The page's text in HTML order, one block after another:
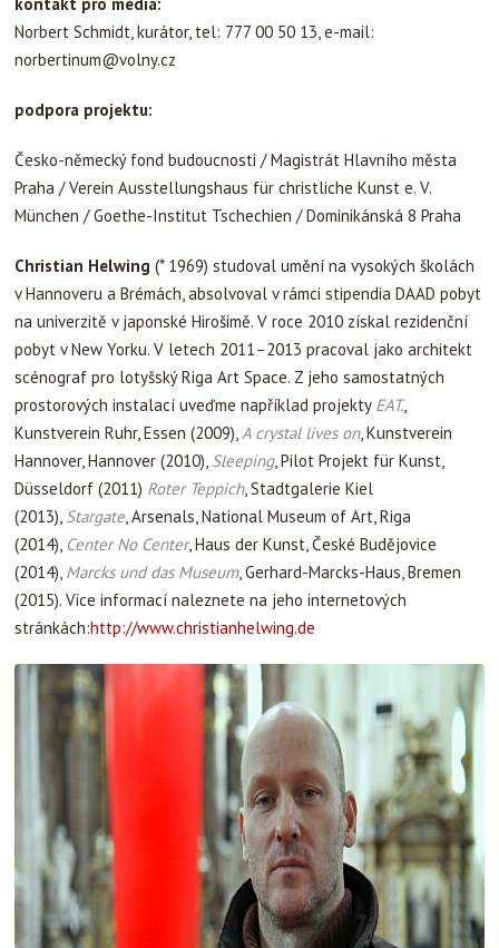
Norbert Schmidt, kurátor, tel: 777 00 50 13, e-mail:
norbertinum@volny.cz
podpora projektu:
Česko-německý fond budoucnosti / Magistrát Hlavního města
Praha / Verein Ausstellungshaus für christliche Kunst e. V.
München / Goethe-Institut Tschechien / Dominikánská 8 Praha
Christian Helwing (* 1969) studoval umění na vysokých školách
v Hannoveru a Brémách, absolvoval v rámci stipendia DAAD pobyt
na univerzitě v japonské Hirošimě. V roce 2010 získal rezidenční
pobyt v New Yorku. V letech 2011–2013 pracoval jako architekt
scénograf pro lotyšský Riga Art Space. Z jeho samostatných
prostorových instalací uveďme například projekty EAT.,
Kunstverein Ruhr, Essen (2009), A crystal lives on, Kunstverein
Hannover, Hannover (2010), Sleeping, Pilot Projekt für Kunst,
Düsseldorf (2011) Roter Teppich, Stadtgalerie Kiel
(2013), Stargate , Arsenals, National Museum of Art, Riga
(2014), Center No Center, Haus der Kunst, České Budějovice
(2014), Marcks und das Museum, Gerhard-Marcks-Haus, Bremen
(2015). Více informací naleznete na jeho internetových
stránkách:http://www.christianhelwing.de